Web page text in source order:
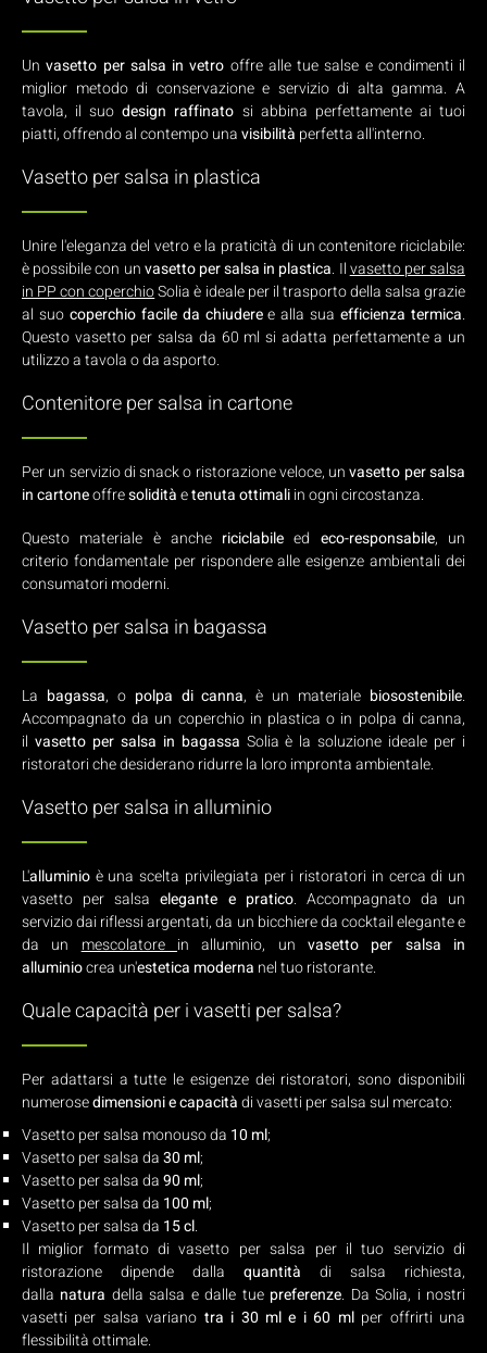
Unvasetto per salsa in vetro offre alle tue salse e condimenti il
miglior metodo di conservazione e servizio di alta gamma. A
tavola, il suodesign raffinato si abbina perfettamente ai tuoi
piatti, offrendo al contempo unavisibilità perfetta all'interno.
Vasetto per salsa in plastica
Unire l'eleganza del vetro e la praticità di un contenitore riciclabile:
è possibile con unvasetto per salsa in plastica. Ilvasetto per salsa
in PP con coperchioSolia è ideale per il trasporto della salsa grazie
al suo coperchio facile da chiuderee alla suaefficienza termica.
Questo vasetto per salsa da 60 ml si adatta perfettamente a un
utilizzo a tavola o da asporto.
Contenitore per salsa in cartone
Per un servizio di snack o ristorazione veloce, unvasetto per salsa
in cartoneoffresoliditàetenuta ottimaliin ogni circostanza.
Questo materiale è anche riciclabile ed eco-responsabile, un
criterio fondamentale per rispondere alle esigenze ambientali dei
consumatori moderni.
Vasetto per salsa in bagassa
La bagassa, o polpa di canna, è un materiale biosostenibile.
Accompagnato da un coperchio in plastica o in polpa di canna,
il vasetto per salsa in bagassa Solia è la soluzione ideale per i
ristoratori che desiderano ridurre la loro impronta ambientale.
Vasetto per salsa in alluminio
L'alluminio è una scelta privilegiata per i ristoratori in cerca di un
vasetto per salsa elegante e pratico. Accompagnato da un
servizio dai riflessi argentati, da un bicchiere da cocktail elegante e
da un mescolatore in alluminio, un vasetto per salsa in
alluminiocrea un'estetica moderna nel tuo ristorante.
Quale capacità per i vasetti per salsa?
Per adattarsi a tutte le esigenze dei ristoratori, sono disponibili
numerosedimensioni e capacitàdi vasetti per salsa sul mercato:
Vasetto per salsa monouso da 10 ml;
Vasetto per salsa da30 ml;
Vasetto per salsa da90 ml;
Vasetto per salsa da 100 ml;
Vasetto per salsa da 15 cl.
Il miglior formato di vasetto per salsa per il tuo servizio di
ristorazione dipende dalla quantità di salsa richiesta,
dalla natura della salsa e dalle tue preferenze. Da Solia, i nostri
vasetti per salsa variano tra i 30 ml e i 60 mlper offrirti una
flessibilità ottimale.